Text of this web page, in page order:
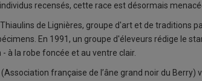
recensés, cette race est désormais
de Lignières, groupe d'art et de traditions
En 1991, un groupe d'éleveurs rédige le
à la robe foncée et au ventre clair.
(Association française de l’âne grand noir du